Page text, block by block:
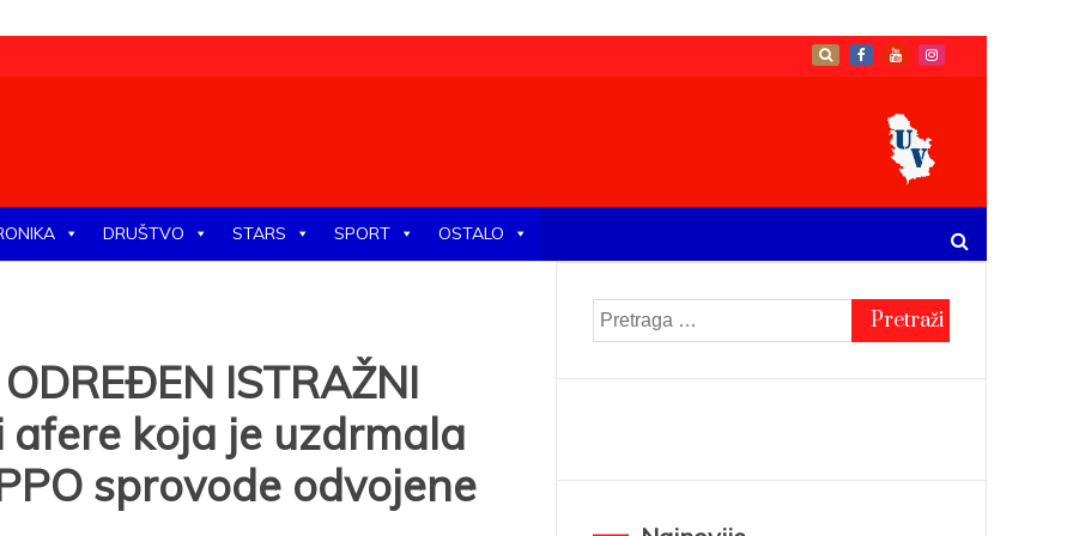
DRUŠTVO STARS SPORT OSTALO
ISTRAŽNI
afere koja je uzdrmala
sprovode odvojene
Pretraga
za: